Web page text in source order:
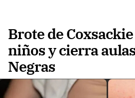
Brote de
niños y cierra
Negras